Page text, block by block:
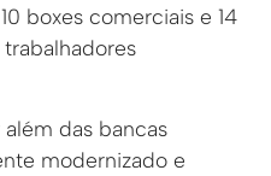
boxes comerciais e 14
das bancas
modernizado e